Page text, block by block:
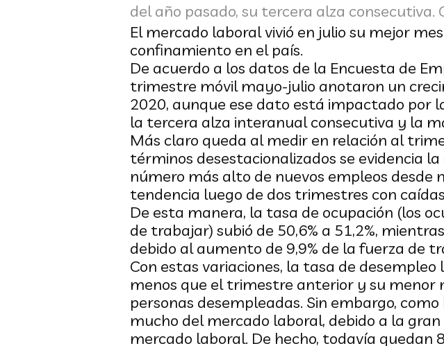
del año pasado, su tercera alza consecutiva.
El mercado laboral vivió en julio su mejor
confinamiento en el país.
De acuerdo a los datos de la Encuesta de
trimestre móvil mayo-julio anotaron un
2020, aunque ese dato está impactado por
la tercera alza interanual consecutiva y la
Más claro queda al medir en relación al
términos desestacionalizados se evidencia
número más alto de nuevos empleos
tendencia luego de dos trimestres con
De esta manera, la tasa de ocupación (los
de trabajar) subió de 50,6% a 51,2%,
debido al aumento de 9,9% de la fuerza de
Con estas variaciones, la tasa de
menos que el trimestre anterior y su menor
personas desempleadas. Sin embargo,
mucho del mercado laboral, debido a la
mercado laboral. De hecho, todavía